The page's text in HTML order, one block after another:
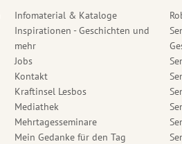
Infomaterial & Kataloge
Inspirationen - Geschichten und
mehr
Jobs
Kontakt
Kraftinsel Lesbos
Mediathek
Mehrtagesseminare
Mein Gedanke für den Tag